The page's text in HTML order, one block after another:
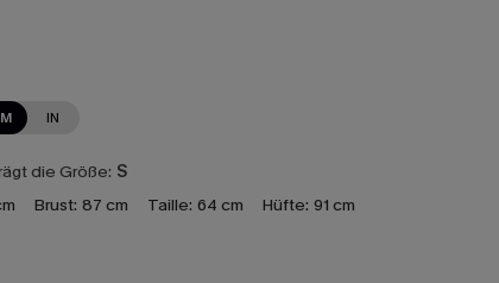
IN
die Größe: S
Brust: 87 cm Taille: 64 cm Hüfte: 91 cm